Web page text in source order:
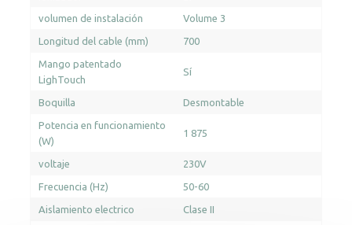
volumen de instalación Volume 3
Longitud del cable (mm) 700
Mango patentado
LighTouch
Sí
Boquilla Desmontable
Potencia en funcionamiento
(W)
1 875
voltaje 230V
Frecuencia (Hz) 50-60
Aislamiento electrico Clase II